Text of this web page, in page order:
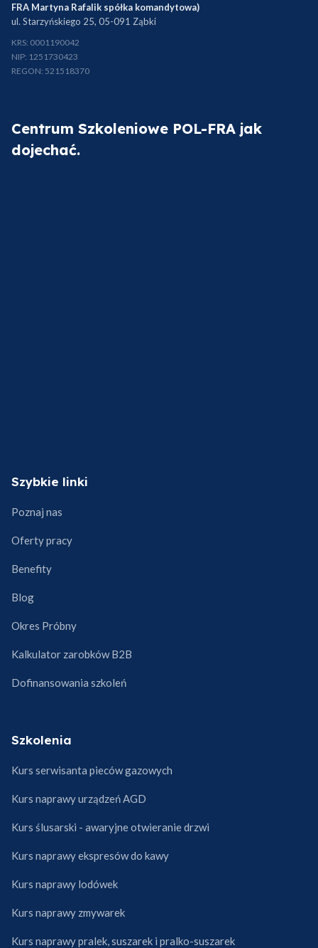
FRA Martyna Rafalik spółka komandytowa)
ul. Starzyńskiego 25, 05-091 Ząbki
KRS: 0001190042
NIP: 1251730423
REGON: 521518370
Centrum Szkoleniowe POL-FRA jak
dojechać.
Szybkie linki
Poznaj nas
Oferty pracy
Benefity
Blog
Okres Próbny
Kalkulator zarobków B2B
Dofinansowania szkoleń
Szkolenia
Kurs serwisanta pieców gazowych
Kurs naprawy urządzeń AGD
Kurs ślusarski - awaryjne otwieranie drzwi
Kurs naprawy ekspresów do kawy
Kurs naprawy lodówek
Kurs naprawy zmywarek
Kurs naprawy pralek, suszarek i pralko-suszarek